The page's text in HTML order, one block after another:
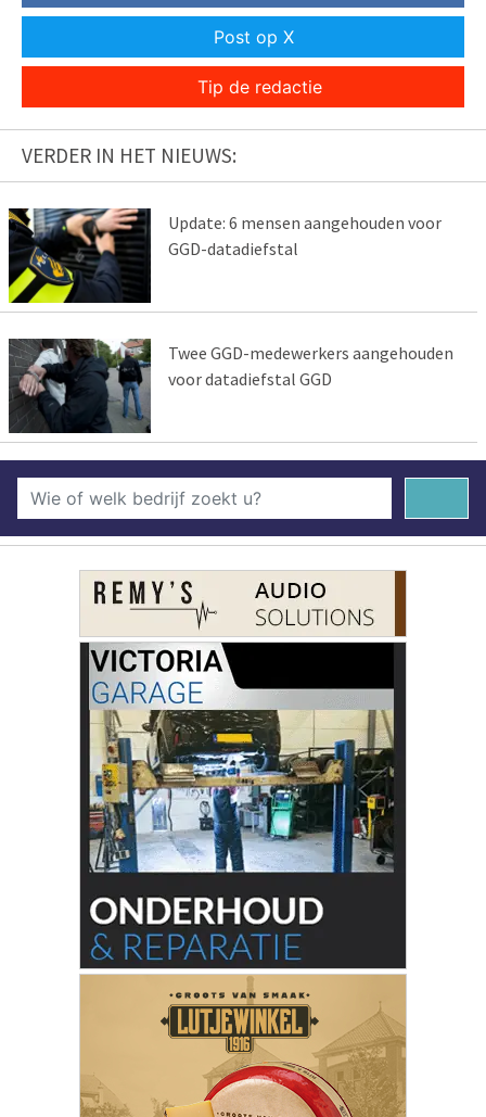
Post op X
Tip de redactie
VERDER IN HET NIEUWS:
Update: 6 mensen aangehouden voor
GGD-datadiefstal
Twee GGD-medewerkers aangehouden
voor datadiefstal GGD